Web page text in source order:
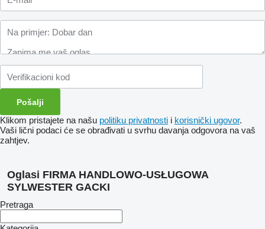
Klikom pristajete na našu politiku privatnosti i korisnički ugovor.
Vaši lični podaci će se obrađivati ​​u svrhu davanja odgovora na vaš
zahtjev.
Oglasi FIRMA HANDLOWO-USŁUGOWA
SYLWESTER GACKI
Pretraga